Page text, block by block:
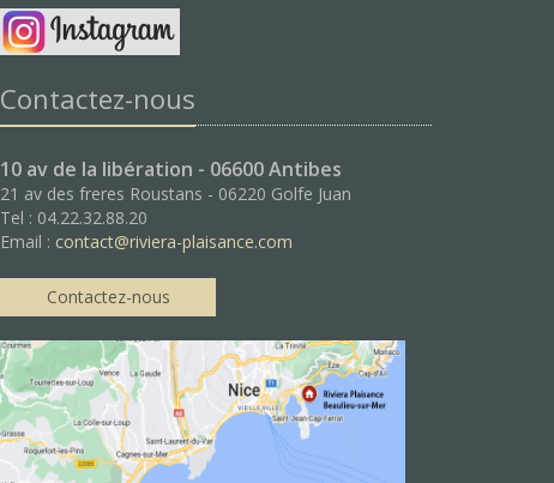
Contactez-nous
10 av de la libération - 06600 Antibes
21 av des freres Roustans - 06220 Golfe Juan
Tel : 04.22.32.88.20
Email : contact@riviera-plaisance.com
Contactez-nous